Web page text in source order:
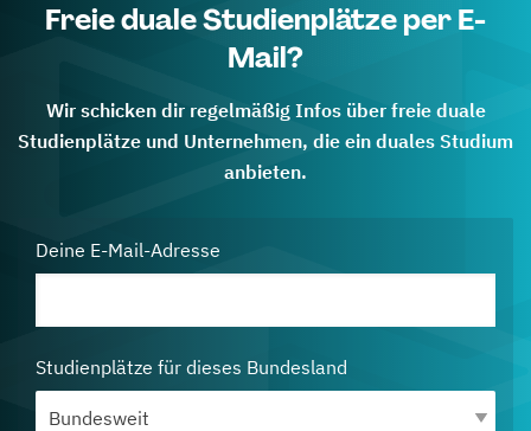
Freie duale Studienplätze per E-
Mail?
Wir schicken dir regelmäßig Infos über freie duale
Studienplätze und Unternehmen, die ein duales Studium
anbieten.
Deine E-Mail-Adresse
Studienplätze für dieses Bundesland